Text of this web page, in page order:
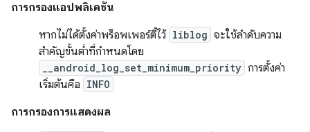
การกรองแอปพลิเคชัน
หากไม่ได้ตั้งค่าพร็อพเพอร์ตี้ไว้ liblog จะใช้ลำดับความ
สำคัญขั้นต่ำที่กำหนดโดย
__android_log_set_minimum_priority การตั้งค่า
เริ่มต้นคือ INFO
การกรองการแสดงผล